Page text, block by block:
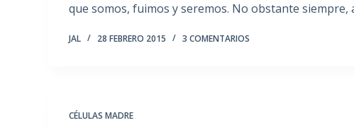
que somos, fuimos y seremos. No obstante siempre,
JAL 28 FEBRERO 2015 3 COMENTARIOS
CÉLULAS MADRE